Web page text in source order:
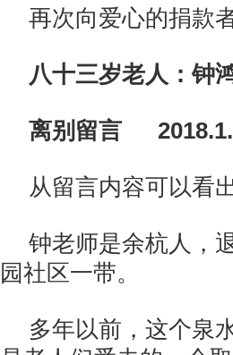
再次向爱心的捐款
八十三岁老人：钟
离别留言
从留言内容可以看
钟老师是余杭人，
园社区一带。
多年以前，这个泉